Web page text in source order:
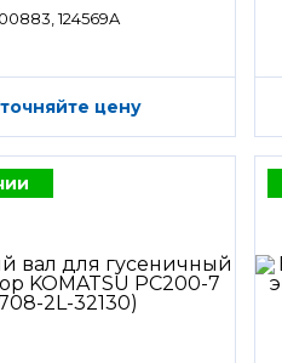
124569A
цену